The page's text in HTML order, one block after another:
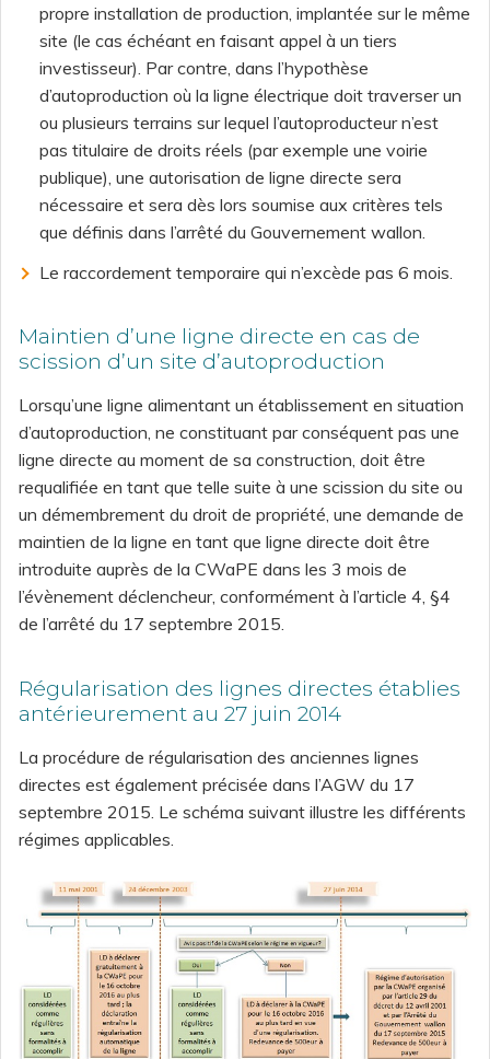
propre installation de production, implantée sur le même
site (le cas échéant en faisant appel à un tiers
investisseur). Par contre, dans l’hypothèse
d’autoproduction où la ligne électrique doit traverser un
ou plusieurs terrains sur lequel l’autoproducteur n’est
pas titulaire de droits réels (par exemple une voirie
publique), une autorisation de ligne directe sera
nécessaire et sera dès lors soumise aux critères tels
que définis dans l’arrêté du Gouvernement wallon.
Le raccordement temporaire qui n’excède pas 6 mois.
Maintien d’une ligne directe en cas de
scission d’un site d’autoproduction
Lorsqu’une ligne alimentant un établissement en situation
d’autoproduction, ne constituant par conséquent pas une
ligne directe au moment de sa construction, doit être
requalifiée en tant que telle suite à une scission du site ou
un démembrement du droit de propriété, une demande de
maintien de la ligne en tant que ligne directe doit être
introduite auprès de la CWaPE dans les 3 mois de
l’évènement déclencheur, conformément à l’article 4, §4
de l’arrêté du 17 septembre 2015.
Régularisation des lignes directes établies
antérieurement au 27 juin 2014
La procédure de régularisation des anciennes lignes
directes est également précisée dans l’AGW du 17
septembre 2015. Le schéma suivant illustre les différents
régimes applicables.